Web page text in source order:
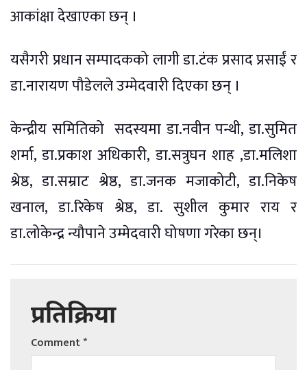
आकांक्षा देखाएका छन् ।
यसैगरी प्रधान सम्पादकको लागी डा.टंक प्रसाद प्रसाईं र
डा.नारायण पौडेलले उम्मेदवारी दिएका छन् ।
केन्द्रीय समितिको सदस्यमा डा.नवीन पन्थी, डा.सुमित
शर्मा, डा.प्रकाश अधिकारी, डा.सत्रुघन शाह ,डा.मलिशा
श्रेष्ठ, डा.सम्राट श्रेष्ठ, डा.जनक मजाकोटी, डा.निकेष
खनाल, डा.रिकेष श्रेष्ठ, डा. सुशील कुमार राय र
डा.लोकेन्द्र न्यौपाने उम्मेदवारी घोषणा गरेका छन्।
प्रतिक्रिया
Comment*